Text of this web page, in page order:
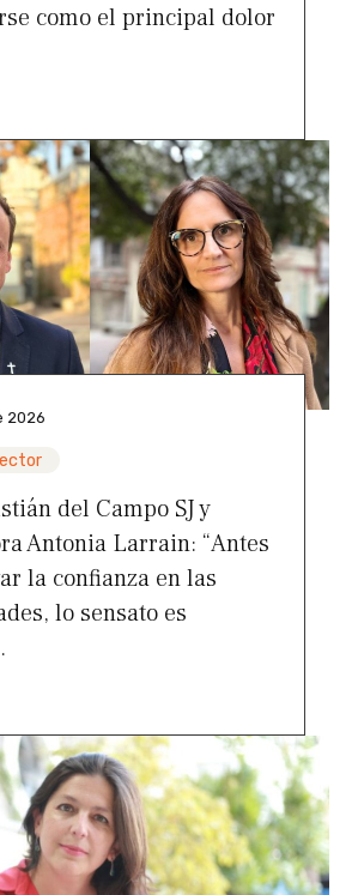
como el principal dolor
2026
del Campo SJ y
Antonia Larrain: “Antes
la confianza en las
lo sensato es